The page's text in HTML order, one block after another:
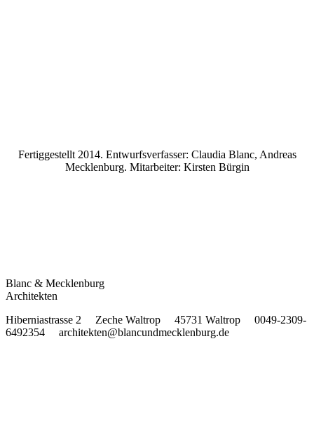
Fertiggestellt 2014. Entwurfsverfasser: Claudia Blanc, Andreas
Mecklenburg. Mitarbeiter: Kirsten Bürgin
Blanc & Mecklenburg
Architekten
Hiberniastrasse 2 Zeche Waltrop 45731 Waltrop 0049-2309-
6492354 architekten@blancundmecklenburg.de